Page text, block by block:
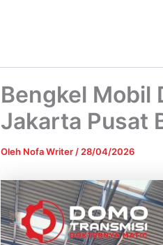
Bengkel Mobil
Jakarta Pusat
Oleh Nofa Writer / 28/04/2026